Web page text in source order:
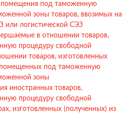
помещения под таможенную
зоны товаров, ввозимых на
или логистической СЭЗ
в отношении товаров,
процедуру свободной
товаров, изготовленных
помещенных под таможенную
зоны
иностранных товаров,
процедуру свободной
изготовленных (полученных) из